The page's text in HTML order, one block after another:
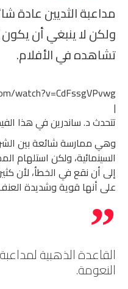
مداعبة الثديين عادة
ولكن لا ينبغي أن
تشاهده في الأفلام.
watch?v=CdFssgVPvwg
|
تتحدث د. ساندرين في هذا
وهي ممارسة شائعة بين
السينمائية، ولكن استلهام
إلى أن نقع في الخطأ، لأن
على أنها قوية وشديدة
القاعدة الذهبية
النعومة.